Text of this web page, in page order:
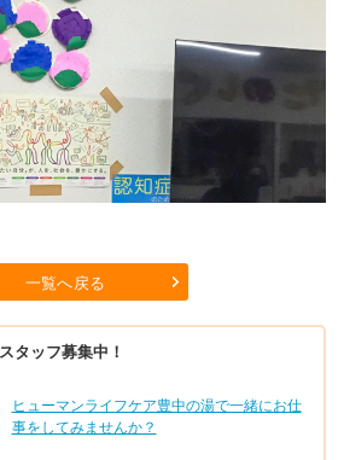
一覧へ戻る
スタッフ募集中！
ヒューマンライフケア豊中の湯で一緒にお仕
事をしてみませんか？